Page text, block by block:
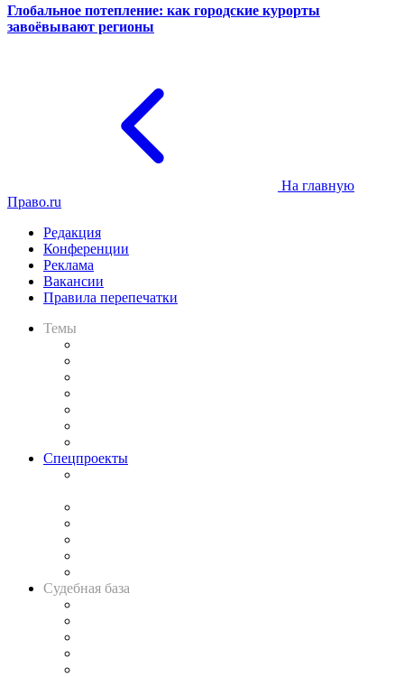
Глобальное потепление: как городские курорты
завоёвывают регионы
На главную
Право.ru
Редакция
Конференции
Реклама
Вакансии
Правила перепечатки
Темы
Спецпроекты
Судебная база